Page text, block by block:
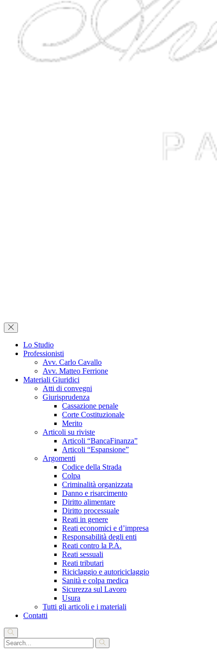
Lo Studio
Professionisti
Avv. Carlo Cavallo
Avv. Matteo Ferrione
Materiali Giuridici
Atti di convegni
Giurisprudenza
Cassazione penale
Corte Costituzionale
Merito
Articoli su riviste
Articoli “BancaFinanza”
Articoli “Espansione”
Argomenti
Codice della Strada
Colpa
Criminalità organizzata
Danno e risarcimento
Diritto alimentare
Diritto processuale
Reati in genere
Reati economici e d’impresa
Responsabilità degli enti
Reati contro la P.A.
Reati sessuali
Reati tributari
Riciclaggio e autoriciclaggio
Sanità e colpa medica
Sicurezza sul Lavoro
Usura
Tutti gli articoli e i materiali
Contatti